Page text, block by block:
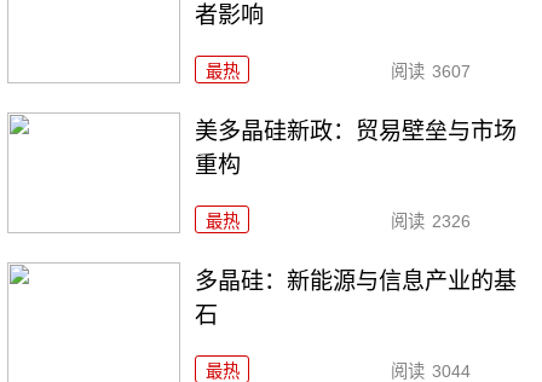
者影响
最热 阅读 3607
美多晶硅新政：贸易壁垒与市场
重构
最热 阅读 2326
多晶硅：新能源与信息产业的基
石
最热 阅读 3044